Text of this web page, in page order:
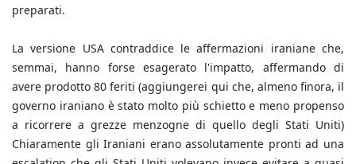
preparati.
La versione USA contraddice le affermazioni iraniane che,
semmai, hanno forse esagerato l'impatto, affermando di
avere prodotto 80 feriti (aggiungerei qui che, almeno finora, il
governo iraniano è stato molto più schietto e meno propenso
a ricorrere a grezze menzogne di quello degli Stati Uniti)
Chiaramente gli Iraniani erano assolutamente pronti ad una